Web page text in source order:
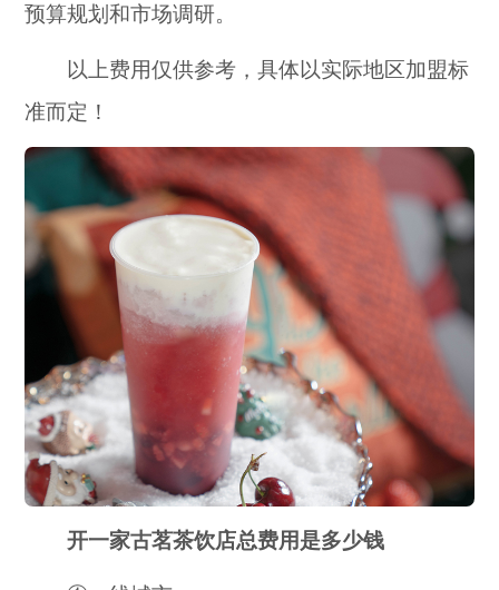
预算规划和市场调研。
以上费用仅供参考，具体以实际地区加盟标
准而定！
开一家古茗茶饮店总费用是多少钱